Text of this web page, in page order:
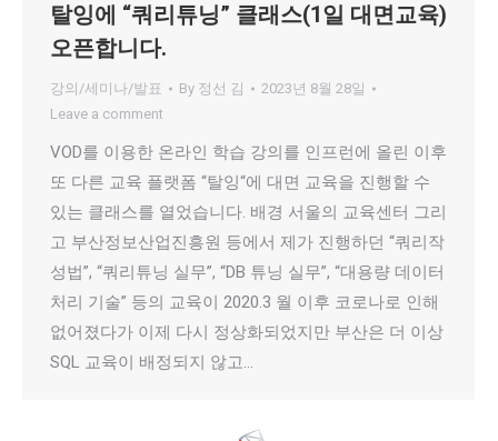
탈잉에 “쿼리튜닝” 클래스(1일 대면교육)
오픈합니다.
강의/세미나/발표 By 정선 김
2023년 8월 28일
Leave a comment
VOD를 이용한 온라인 학습 강의를 인프런에 올린 이후
또 다른 교육 플랫폼 “탈잉“에 대면 교육을 진행할 수
있는 클래스를 열었습니다. 배경 서울의 교육센터 그리
고 부산정보산업진흥원 등에서 제가 진행하던 “쿼리작
성법”, “쿼리튜닝 실무”, “DB 튜닝 실무”, “대용량 데이터
처리 기술” 등의 교육이 2020.3 월 이후 코로나로 인해
없어졌다가 이제 다시 정상화되었지만 부산은 더 이상
SQL 교육이 배정되지 않고…